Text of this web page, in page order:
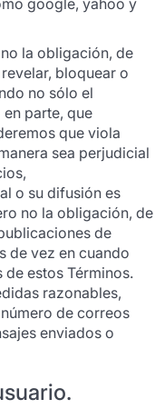
la obligación, de
bloquear o
no sólo el
parte, que
que viola
sea perjudicial
o su difusión es
no la obligación, de
de
de vez en cuando
estos Términos.
razonables,
de correos
enviados o